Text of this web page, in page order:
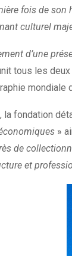
fois de son
culturel
d’une
tous les
mondiale
la fondation
»
de
et